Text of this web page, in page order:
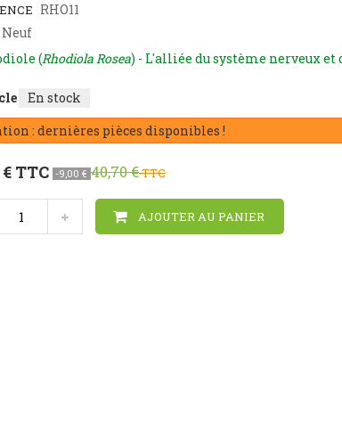
RHO11
Neuf
(Rhodiola Rosea) - L'alliée du système nerveux et
En stock
: dernières pièces disponibles !
TTC -9,00 € 40,70 €TTC
AJOUTER AU PANIER